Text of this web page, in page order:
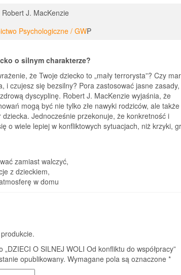
Robert J. MacKenzie
Psychologiczne / GWP
o silnym charakterze?
że Twoje dziecko to „mały terrorysta”? Czy
i czujesz się bezsilny? Pora zastosować jasne
dyscyplinę. Robert J. MacKenzie wyjaśnia, że
mogą być nie tylko złe nawyki rodziców, ale
Jednocześnie przekonuje, że konkretność i
o wiele lepiej w konfliktowych sytuacjach, niż krzyki,
zamiast walczyć,
z dzieckiem,
w domu
„DZIECI O SILNEJ WOLI Od konfliktu do współpracy”
opublikowany. Wymagane pola są oznaczone *